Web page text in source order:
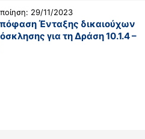
29/11/2023
Ένταξης δικαιούχων
για τη Δράση 10.1.4 –